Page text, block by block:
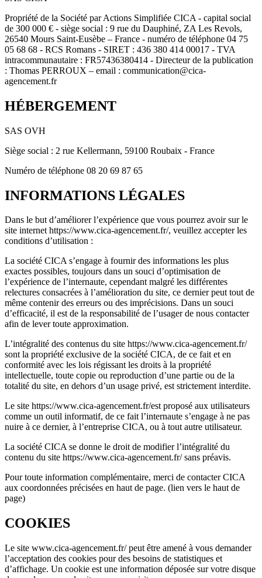
Propriété de la Société par Actions Simplifiée CICA - capital social
de 300 000 € - siège social : 9 rue du Dauphiné, ZA Les Revols,
26540 Mours Saint-Eusèbe – France - numéro de téléphone 04 75
05 68 68 - RCS Romans - SIRET : 436 380 414 00017 - TVA
intracommunautaire : FR57436380414 - Directeur de la publication
: Thomas PERROUX – email : communication@cica-
agencement.fr
HÉBERGEMENT
SAS OVH
Siège social : 2 rue Kellermann, 59100 Roubaix - France
Numéro de téléphone 08 20 69 87 65
INFORMATIONS LÉGALES
Dans le but d’améliorer l’expérience que vous pourrez avoir sur le
site internet https://www.cica-agencement.fr/, veuillez accepter les
conditions d’utilisation :
La société CICA s’engage à fournir des informations les plus
exactes possibles, toujours dans un souci d’optimisation de
l’expérience de l’internaute, cependant malgré les différentes
relectures consacrées à l’amélioration du site, ce dernier peut tout de
même contenir des erreurs ou des imprécisions. Dans un souci
d’efficacité, il est de la responsabilité de l’usager de nous contacter
afin de lever toute approximation.
L’intégralité des contenus du site https://www.cica-agencement.fr/
sont la propriété exclusive de la société CICA, de ce fait et en
conformité avec les lois régissant les droits à la propriété
intellectuelle, toute copie ou reproduction d’une partie ou de la
totalité du site, en dehors d’un usage privé, est strictement interdite.
Le site https://www.cica-agencement.fr/est proposé aux utilisateurs
comme un outil informatif, de ce fait l’internaute s’engage à ne pas
nuire à ce dernier, à l’entreprise CICA, ou à tout autre utilisateur.
La société CICA se donne le droit de modifier l’intégralité du
contenu du site https://www.cica-agencement.fr/ sans préavis.
Pour toute information complémentaire, merci de contacter CICA
aux coordonnées précisées en haut de page. (lien vers le haut de
page)
COOKIES
Le site www.cica-agencement.fr/ peut être amené à vous demander
l’acceptation des cookies pour des besoins de statistiques et
d’affichage. Un cookie est une information déposée sur votre disque